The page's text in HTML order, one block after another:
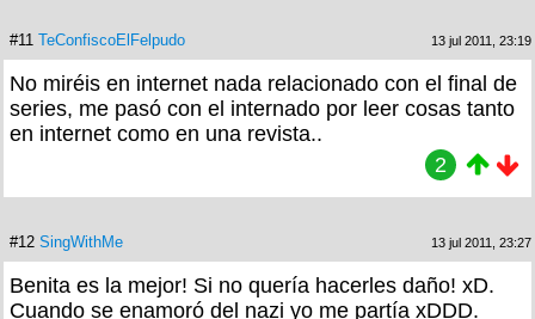
#11 TeConfiscoElFelpudo 13 jul 2011, 23:19
No miréis en internet nada relacionado con el final de
series, me pasó con el internado por leer cosas tanto
en internet como en una revista..
2
#12 SingWithMe 13 jul 2011, 23:27
Benita es la mejor! Si no quería hacerles daño! xD.
Cuando se enamoró del nazi yo me partía xDDD.